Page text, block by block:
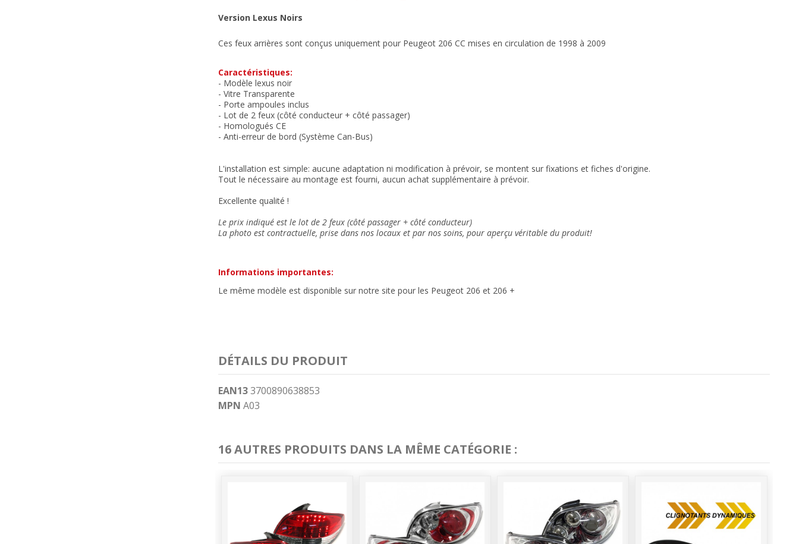
Version Lexus Noirs
Ces feux arrières sont conçus uniquement pour Peugeot 206 CC mises en circulation de 1998 à 2009
Caractéristiques:
- Modèle lexus noir
- Vitre Transparente
- Porte ampoules inclus
- Lot de 2 feux (côté conducteur + côté passager)
- Homologués CE
- Anti-erreur de bord (Système Can-Bus)
L'installation est simple: aucune adaptation ni modification à prévoir, se montent sur fixations et fiches d'origine.
Tout le nécessaire au montage est fourni, aucun achat supplémentaire à prévoir.
Excellente qualité !
Le prix indiqué est le lot de 2 feux (côté passager + côté conducteur)
La photo est contractuelle, prise dans nos locaux etpar nos soins, pour aperçu véritable du produit!
Informations importantes:
Le même modèle est disponible sur notre site pour les Peugeot 206 et 206 +
DÉTAILS DU PRODUIT
EAN13 3700890638853
MPN A03
16 AUTRES PRODUITS DANS LA MÊME CATÉGORIE :